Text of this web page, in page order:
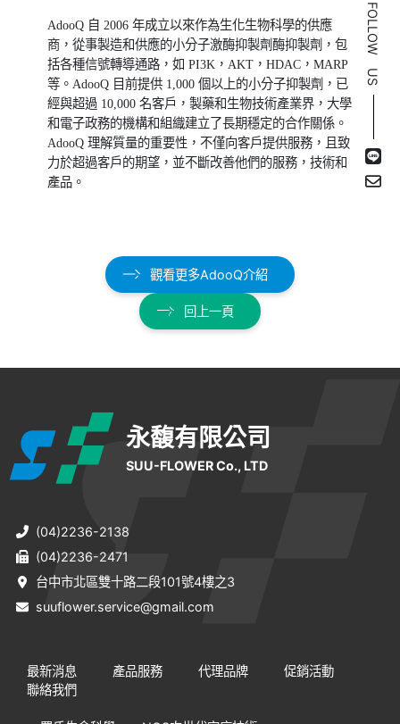
FOLLOW US
AdooQ 自 2006年成立以來作為生化生物科學的供應
商，從事製造和供應的小分子激酶抑製劑酶抑製劑，包
括各種信號轉導通路，如 PI3K ， AKT ，HDAC ，MARP
等。 AdooQ 目前提供 1,000個以上的小分子抑製劑，已
經與超過 10,000名客戶，製藥和生物技術產業界，大學
和電子政務的機構和組織建立了長期穩定的合作關係。
AdooQ理解質量的重要性，不僅向客戶提供服務，且致
力於超過客戶的期望，並不斷改善他們的服務，技術和
產品。
觀看更多AdooQ介紹
回上一頁
永馥有限公司
SUU-FLOWER Co., LTD
(04)2236-2138
(04)2236-2471
台中市北區雙十路二段101號4樓之3
suuflower.service@gmail.com
最新消息 產品服務 代理品牌
促銷活動
聯絡我們